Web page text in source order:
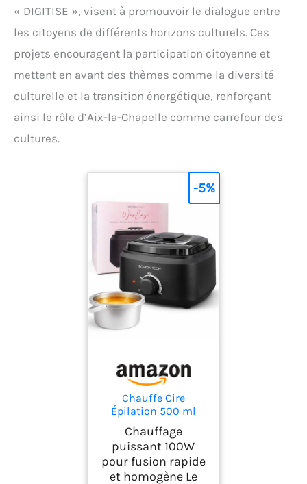
« DIGITISE », visent à promouvoir le dialogue entre
les citoyens de différents horizons culturels. Ces
projets encouragent la participation citoyenne et
mettent en avant des thèmes comme la diversité
culturelle et la transition énergétique, renforçant
ainsi le rôle d’Aix-la-Chapelle comme carrefour des
cultures.
Chauffe Cire
Épilation 500 ml
100W – Boston Tech
HR101 Appareil à Cire
Chaude avec Pot
Aluminium Amovible
et Température
Chauffage
puissant 100W
pour fusion rapide
et homogène Le
-5%